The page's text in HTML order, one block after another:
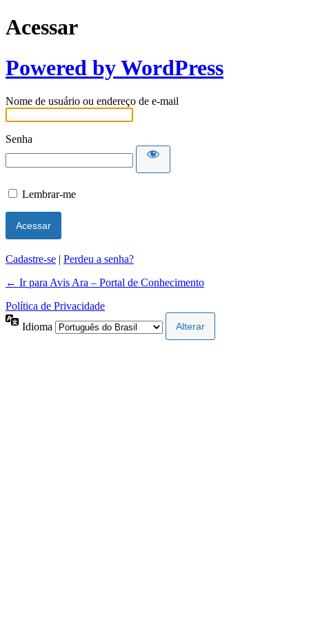
Acessar
Powered by WordPress
Nome de usuário ou endereço de e-mail
Senha
Lembrar-me
Cadastre-se | Perdeu a senha?
← Ir para Avis Ara – Portal de Conhecimento
Política de Privacidade
Idioma